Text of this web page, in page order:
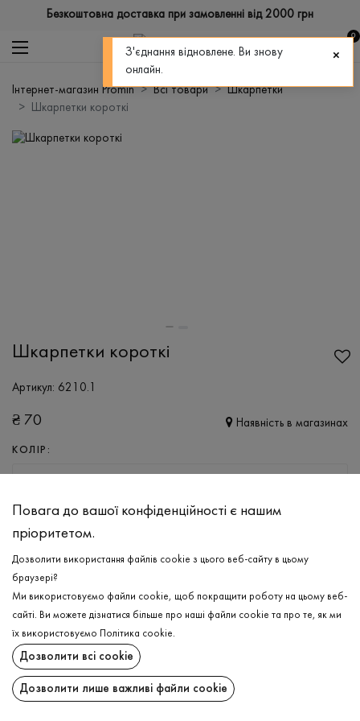
Безкоштовна доставка при замовленні від 2000 грн
0
Інтернет-магазин Promin Всі товари
Шкарпетки
Шкарпетки короткі
Шкарпетки короткі
Артикул: 6210.1
₴ 70 Наявність в магазинах
КОЛІР:
ДОДАТИ ДО КОШИКА
ОБЕРІТЬ РОЗМІР
Шкарпетки короткі
ДОДАТИ ДО КОШИКА
ОПИС
Повага до вашої конфіденційності є нашим
пріоритетом.
Дозволити використання файлів cookie з цього веб-сайту в цьому
браузері?
Ми використовуємо файли cookie, щоб покращити роботу на цьому веб-
сайті. Ви можете дізнатися більше про наші файли cookie та про те, як ми
їх використовуємо
Політика cookie.
Дозволити всі cookie
Дозволити лише важливі файли cookie
З'єднання відновлене. Ви знову
онлайн.